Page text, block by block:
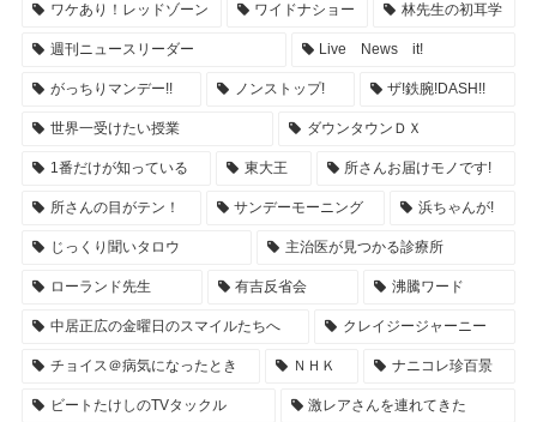
ワケあり！レッドゾーン ワイドナショー 林先生の初耳学
週刊ニュースリーダー Live News it!
がっちりマンデー!! ノンストップ! ザ!鉄腕!DASH!!
世界一受けたい授業 ダウンタウンＤＸ
1番だけが知っている 東大王 所さんお届けモノです!
所さんの目がテン！ サンデーモーニング 浜ちゃんが!
じっくり聞いタロウ 主治医が見つかる診療所
ローランド先生 有吉反省会 沸騰ワード
中居正広の金曜日のスマイルたちへ クレイジージャーニー
チョイス＠病気になったとき ＮＨＫ ナニコレ珍百景
ビートたけしのTVタックル 激レアさんを連れてきた